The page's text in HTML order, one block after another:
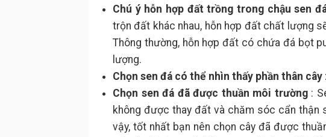
Chú ý hỗn hợp đất trồng trong chậu sen
trộn đất khác nhau, hỗn hợp đất chất lượng
Thông thường, hỗn hợp đất có chứa đá bọt
lượng.
Chọn sen đá có thể nhìn thấy phần thân cây
Chọn sen đá đã được thuần môi trường:
không được thay đất và chăm sóc cẩn thận
vậy, tốt nhất bạn nên chọn cây đã được